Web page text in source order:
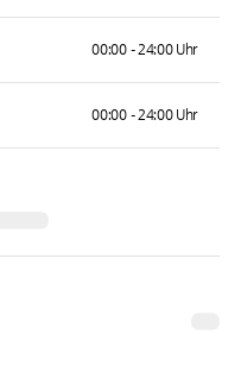
00:00 - 24:00 Uhr
00:00 - 24:00 Uhr